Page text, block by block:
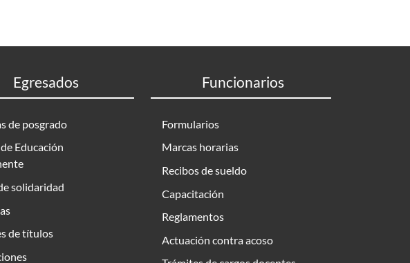
Egresados
de posgrado
Educación
solidaridad
de títulos
Funcionarios
Formularios
Marcas horarias
Recibos de sueldo
Capacitación
Reglamentos
Actuación contra acoso